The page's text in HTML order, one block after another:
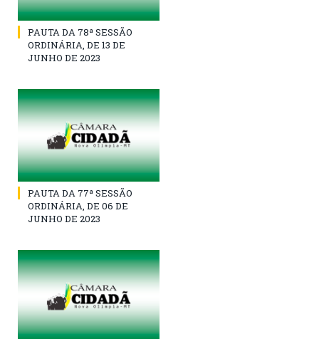
PAUTA DA 78ª SESSÃO
ORDINÁRIA, DE 13 DE
JUNHO DE 2023
PAUTA DA 77ª SESSÃO
ORDINÁRIA, DE 06 DE
JUNHO DE 2023